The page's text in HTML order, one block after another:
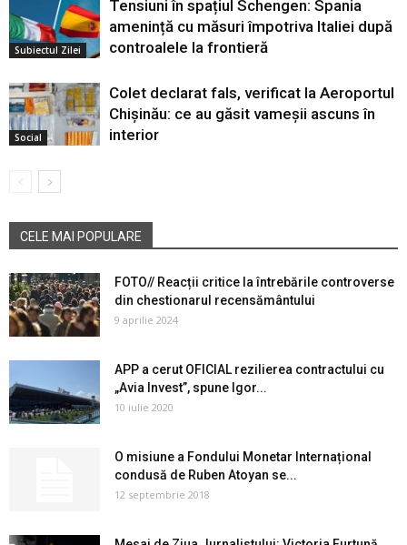
Subiectul Zilei
Tensiuni în spațiul Schengen: Spania
amenință cu măsuri împotriva Italiei după
controalele la frontieră
Social
Colet declarat fals, verificat la Aeroportul
Chișinău: ce au găsit vameșii ascuns în
interior
CELE MAI POPULARE
FOTO// Reacții critice la întrebările controverse
din chestionarul recensământului
9 aprilie 2024
APP a cerut OFICIAL rezilierea contractului cu
„Avia Invest”, spune Igor...
10 iulie 2020
O misiune a Fondului Monetar Internațional
condusă de Ruben Atoyan se...
12 septembrie 2018